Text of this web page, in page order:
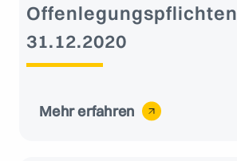
Offenlegungspflichten
31.12.2020
Mehr erfahren